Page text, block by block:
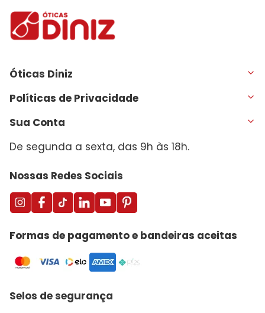
Óticas Diniz
Políticas de Privacidade
Sua Conta
De segunda a sexta, das 9h às 18h.
Nossas Redes Sociais
Formas de pagamento e bandeiras aceitas
Selos de segurança